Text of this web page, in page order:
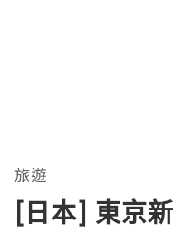
旅遊
[日本] 東京